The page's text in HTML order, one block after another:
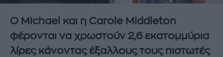
O Michael και η Carole Middleton
φέρονται να χρωστούν 2,6 εκατομμύρια
λίρες κάνοντας έξαλλους τους πιστωτές